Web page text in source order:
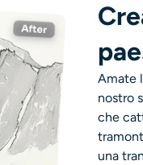
Amate
nostro
che
una